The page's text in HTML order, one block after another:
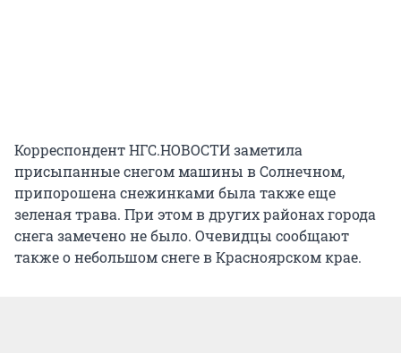
Корреспондент НГС.НОВОСТИ заметила
присыпанные снегом машины в Солнечном,
припорошена снежинками была также еще
зеленая трава. При этом в других районах города
снега замечено не было. Очевидцы сообщают
также о небольшом снеге в Красноярском крае.